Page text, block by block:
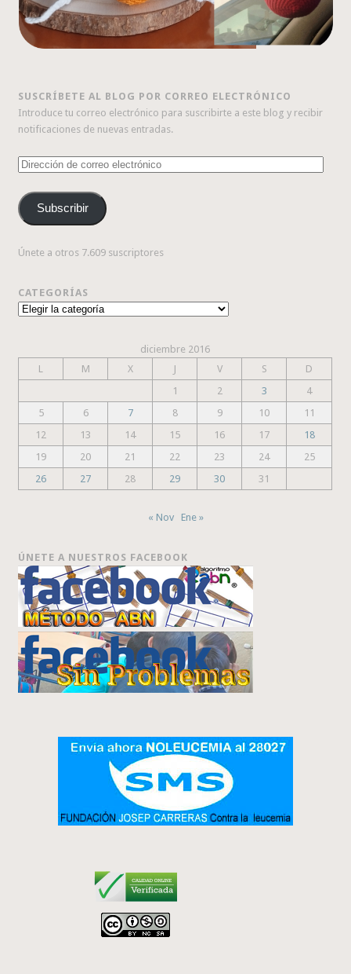
SUSCRÍBETE AL BLOG POR CORREO ELECTRÓNICO
Introduce tu correo electrónico para suscribirte a este blog y recibir
notificaciones de nuevas entradas.
Dirección
correo
electrónico
Subscribir
Únete a otros 7.609 suscriptores
CATEGORÍAS
Categorías
diciembre 2016
L
M X J V S
D
1
2 3
4
5
6 7 8 9 10
11
12
13 14 15 16 17
18
19
20 21 22 23 24
25
26
27 28 29 30 31
« Nov Ene »
ÚNETE A NUESTROS FACEBOOK